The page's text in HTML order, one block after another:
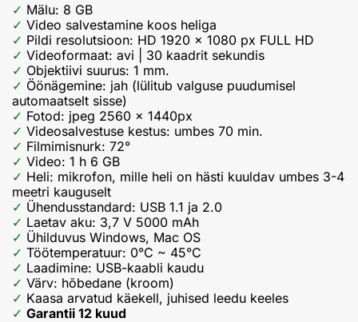
Mälu: 8 GB
Video salvestamine koos heliga
Pildi resolutsioon: HD 1920 x 1080 px FULL HD
Videoformaat: avi | 30 kaadrit sekundis
Objektiivi suurus: 1 mm.
Öönägemine: jah (lülitub valguse puudumisel
automaatselt sisse)
Fotod: jpeg 2560 x 1440px
Videosalvestuse kestus: umbes 70 min.
Filmimisnurk: 72°
Video: 1 h 6 GB
Heli: mikrofon, mille heli on hästi kuuldav umbes 3-4
meetri kauguselt
Ühendusstandard: USB 1.1 ja 2.0
Laetav aku: 3,7 V 5000 mAh
Ühilduvus Windows, Mac OS
Töötemperatuur: 0°C ~ 45°C
Laadimine: USB-kaabli kaudu
Värv: hõbedane (kroom)
Kaasa arvatud käekell, juhised leedu keeles
Garantii 12 kuud